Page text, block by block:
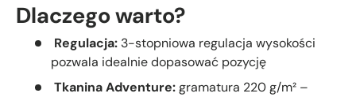
Dlaczego warto?
Regulacja: 3-stopniowa regulacja wysokości
pozwala idealnie dopasować pozycję
Tkanina Adventure:gramatura 220 g/m² –